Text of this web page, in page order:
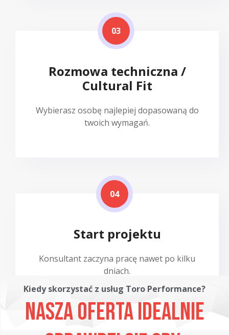
03
Rozmowa techniczna /
Cultural Fit
Wybierasz osobę najlepiej dopasowaną do
twoich wymagań.
04
Start projektu
Konsultant zaczyna pracę nawet po kilku
dniach.
Kiedy skorzystać z usług Toro Performance?
Nasza oferta idealnie